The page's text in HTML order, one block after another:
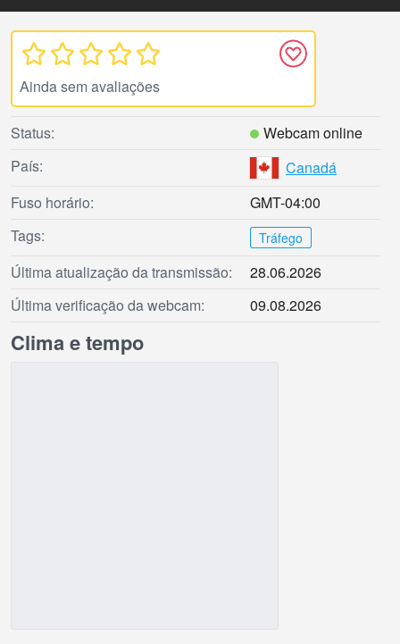
Ainda sem avaliações
Status:
Webcam online
País:
Canadá
Fuso horário:
GMT-04:00
Tags:
Tráfego
Última atualização da transmissão:
28.06.2026
Última verificação da webcam:
09.08.2026
Clima e tempo